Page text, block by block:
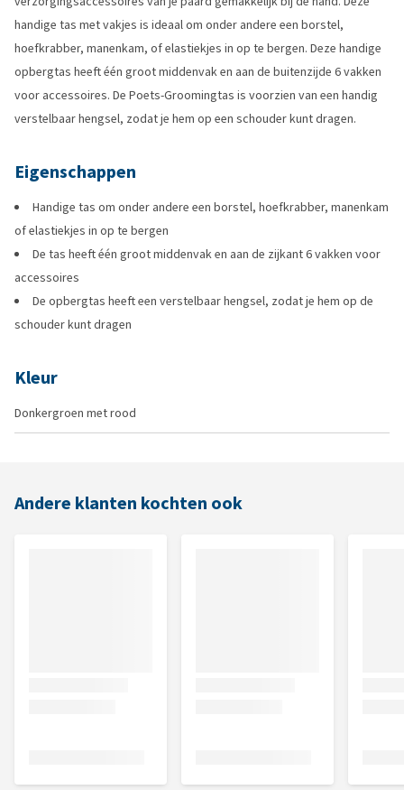
handige tas met vakjes is ideaal om onder andere een borstel,
hoefkrabber, manenkam, of elastiekjes in op te bergen. Deze handige
opbergtas heeft één groot middenvak en aan de buitenzijde 6 vakken
voor accessoires. De Poets-Groomingtas is voorzien van een handig
verstelbaar hengsel, zodat je hem op een schouder kunt dragen.
Eigenschappen
Handige tas om onder andere een borstel, hoefkrabber, manenkam
of elastiekjes in op te bergen
De tas heeft één groot middenvak en aan de zijkant 6 vakken voor
accessoires
De opbergtas heeft een verstelbaar hengsel, zodat je hem op de
schouder kunt dragen
Kleur
Donkergroen met rood
Andere klanten kochten ook